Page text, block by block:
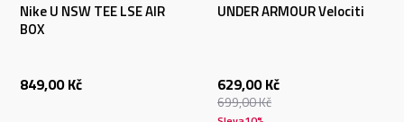
Nike U NSW TEE LSE AIR
BOX
849,00 Kč
UNDER ARMOUR Velociti
629,00 Kč
699,00Kč